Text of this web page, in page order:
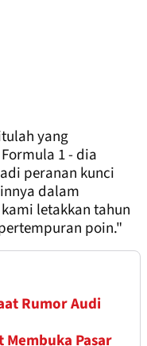
yang
1 - dia
peranan kunci
dalam
letakkan tahun
poin."
Rumor Audi
Membuka Pasar